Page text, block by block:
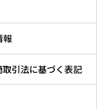
報
取引法に基づく表記